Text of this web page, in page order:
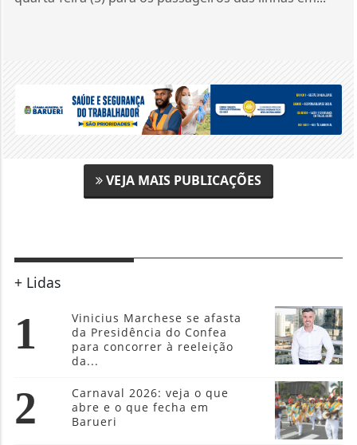
VEJA MAIS PUBLICAÇÕES
+ Lidas
1
Vinicius Marchese se afasta
da Presidência do Confea
para concorrer à reeleição
da...
2
Carnaval 2026: veja o que
abre e o que fecha em
Barueri